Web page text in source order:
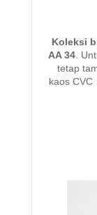
Koleksi
AA 34.
tetap
kaos